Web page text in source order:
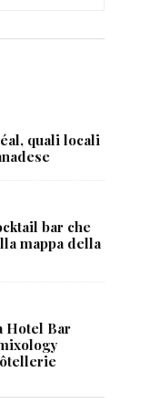
quali locali
bar che
mappa della
Hotel Bar